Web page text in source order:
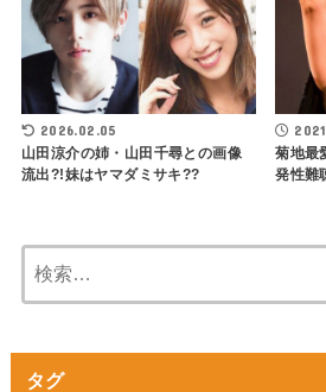
2026.02.05
山田涼介の姉・山田千尋との画像
流出?!妹はヤマダミサキ??
菊地最
発性難
索:
タグ